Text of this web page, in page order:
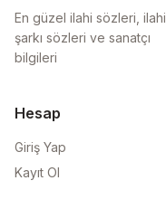
En güzel ilahi sözleri, ilahi
şarkı sözleri ve sanatçı
bilgileri
Hesap
Giriş Yap
Kayıt Ol